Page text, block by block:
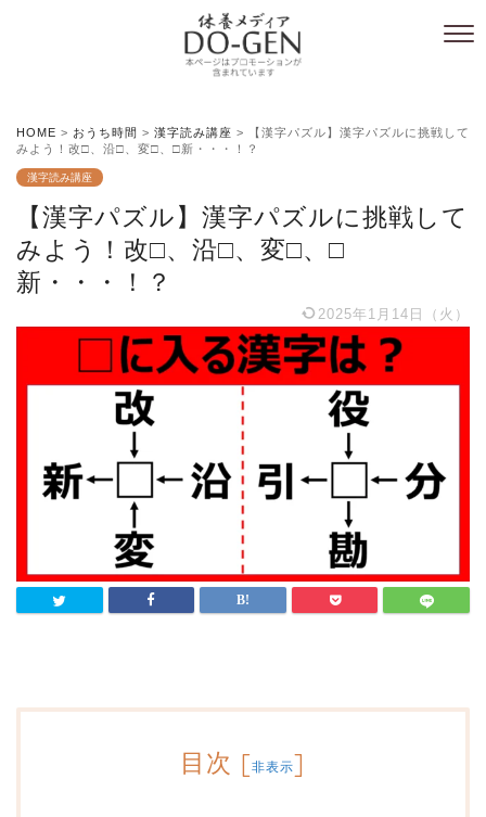
HOME > おうち時間 > 漢字読み講座 >
【漢字パズル】漢字パズルに挑戦して
みよう！改□、沿□、変□、□新・・・！？
漢字読み講座
【漢字パズル】漢字パズルに挑戦して
みよう！改□、沿□、変□、□
新・・・！？
2025年1月14日（火）
目次 [非表示]